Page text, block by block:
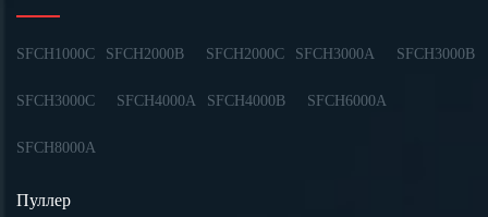
SFCH1000C SFCH2000B SFCH2000C SFCH3000A SFCH3000B
SFCH3000C SFCH4000A SFCH4000B SFCH6000A
SFCH8000A
Пуллер